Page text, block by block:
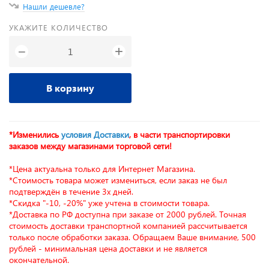
Нашли дешевле?
УКАЖИТЕ КОЛИЧЕСТВО
− +
В корзину
*Изменились условия Доставки, в части транспортировки
заказов между магазинами торговой сети!
*Цена актуальна только для Интернет Магазина.
*Стоимость товара может измениться, если заказ не был
подтверждён в течение 3х дней.
*Скидка "-10, -20%" уже учтена в стоимости товара.
*Доставка по РФ доступна при заказе от 2000 рублей. Точная
стоимость доставки транспортной компанией рассчитывается
только после обработки заказа. Обращаем Ваше внимание, 500
рублей - минимальная цена доставки и не является
окончательной.